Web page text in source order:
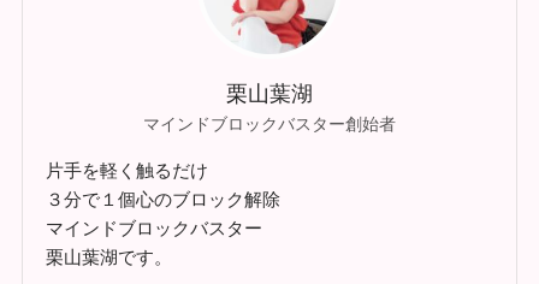
栗山葉湖
マインドブロックバスター創始者
片手を軽く触るだけ
３分で１個心のブロック解除
マインドブロックバスター
栗山葉湖です。